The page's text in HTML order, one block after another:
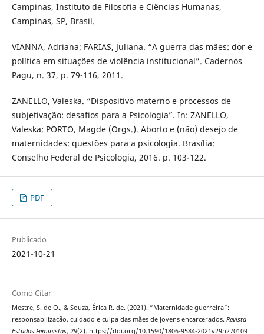
Campinas, Instituto de Filosofia e Ciências Humanas,
Campinas, SP, Brasil.
VIANNA, Adriana; FARIAS, Juliana. “A guerra das mães: dor e
política em situações de violência institucional”. Cadernos
Pagu, n. 37, p. 79-116, 2011.
ZANELLO, Valeska. “Dispositivo materno e processos de
subjetivação: desafios para a Psicologia”. In: ZANELLO,
Valeska; PORTO, Magde (Orgs.). Aborto e (não) desejo de
maternidades: questões para a psicologia. Brasília:
Conselho Federal de Psicologia, 2016. p. 103-122.
PDF
Publicado
2021-10-21
Como Citar
Mestre, S. de O., & Souza, Érica R. de. (2021). “Maternidade guerreira”:
responsabilização, cuidado e culpa das mães de jovens encarcerados. Revista
Estudos Feministas, 29(2). https://doi.org/10.1590/1806-9584-2021v29n270109